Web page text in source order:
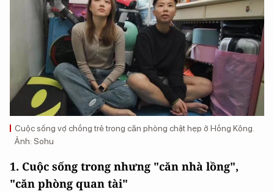
Cuộc sống vợ chồng trẻ trong căn phòng chật hẹp ở Hồng Kông.
Ảnh: Sohu
1. Cuộc sống trong nhưng "căn nhà lồng",
"căn phòng quan tài"